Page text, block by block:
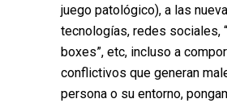
juego patológico), a las
tecnologías, redes sociales,
boxes”, etc, incluso a
conflictivos que generan
persona o su entorno,